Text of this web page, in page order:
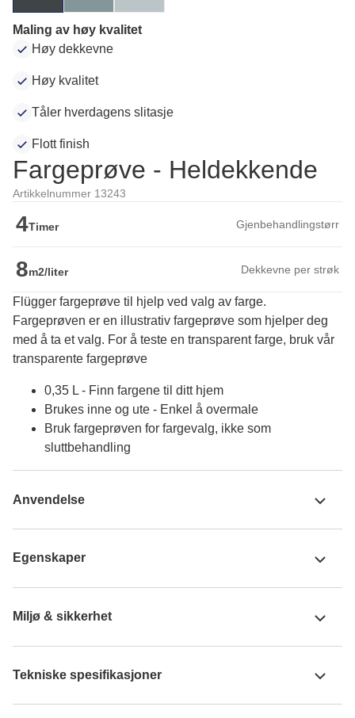
Maling av høy kvalitet
Høy dekkevne
Høy kvalitet
Tåler hverdagens slitasje
Flott finish
Fargeprøve - Heldekkende
Artikkelnummer 13243
4Timer Gjenbehandlingstørr
8m2/liter Dekkevne per strøk
Flügger fargeprøve til hjelp ved valg av farge.
Fargeprøven er en illustrativ fargeprøve som hjelper deg
med å ta et valg. For å teste en transparent farge, bruk vår
transparente fargeprøve
0,35 L - Finn fargene til ditt hjem
Brukes inne og ute - Enkel å overmale
Bruk fargeprøven for fargevalg, ikke som
sluttbehandling
Anvendelse
Egenskaper
Miljø & sikkerhet
Tekniske spesifikasjoner